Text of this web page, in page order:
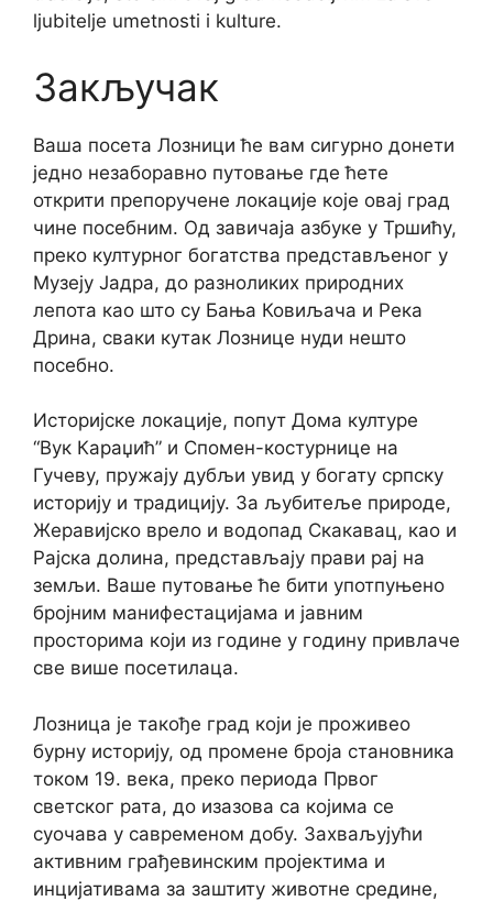
ljubitelje umetnosti i kulture.
Закључак
Ваша посета Лозници ће вам сигурно донети
једно незаборавно путовање где ћете
открити препоручене локације које овај град
чине посебним. Од завичаја азбуке у Тршићу,
преко културног богатства представљеног у
Музеју Јадра, до разноликих природних
лепота као што су Бања Ковиљача и Река
Дрина, сваки кутак Лознице нуди нешто
посебно.
Историјске локације, попут Домa културе
“Вук Караџић” и Спомен-костурнице на
Гучеву, пружају дубљи увид у богату српску
историју и традицију. За љубитеље природе,
Жеравијско врело и водопад Скакавац, као и
Рајска долина, представљају прави рај на
земљи. Ваше путовање ће бити употпуњено
бројним манифестацијама и јавним
просторима који из године у годину привлаче
све више посетилаца.
Лозница је такође град који је проживео
бурну историју, од промене броја становника
током 19. века, преко периода Првог
светског рата, до изазова са којима се
суочава у савременом добу. Захваљујући
активним грађевинским пројектима и
инцијативама за заштиту животне средине,